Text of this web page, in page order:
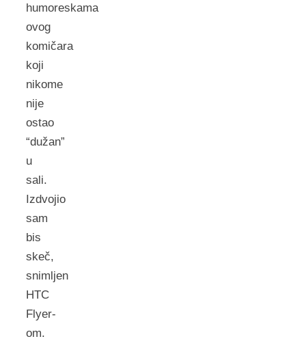
humoreskama
ovog
komičara
koji
nikome
nije
ostao
“dužan”
u
sali.
Izdvojio
sam
bis
skeč,
snimljen
HTC
Flyer-
om.